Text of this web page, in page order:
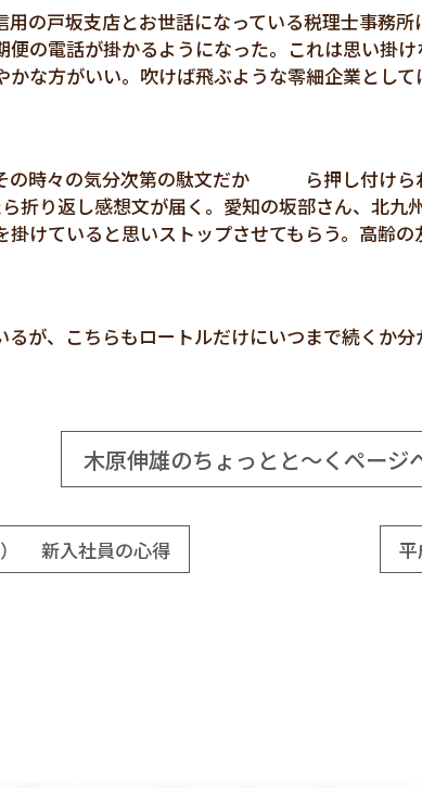
の戸坂支店とお世話になっている税理士事務
便の電話が掛かるようになった。これは思い掛
かな方がいい。吹けば飛ぶような零細企業とし
の時々の気分次第の駄文だか ら押し付けら
折り返し感想文が届く。愛知の坂部さん、北九
掛けていると思いストップさせてもらう。高齢
が、こちらもロートルだけにいつまで続くか分
木原伸雄のちょっとと～くページ
新入社員の心得